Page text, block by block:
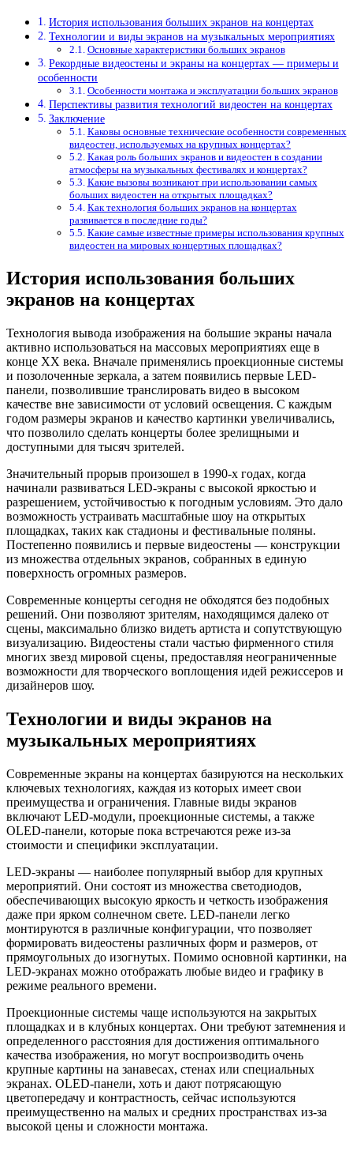
История использования больших экранов на концертах
Технологии и виды экранов на музыкальных мероприятиях
Основные характеристики больших экранов
Рекордные видеостены и экраны на концертах — примеры и
особенности
Особенности монтажа и эксплуатации больших экранов
Перспективы развития технологий видеостен на концертах
Заключение
Каковы основные технические особенности современных
видеостен, используемых на крупных концертах?
Какая роль больших экранов и видеостен в создании
атмосферы на музыкальных фестивалях и концертах?
Какие вызовы возникают при использовании самых
больших видеостен на открытых площадках?
Как технология больших экранов на концертах
развивается в последние годы?
Какие самые известные примеры использования крупных
видеостен на мировых концертных площадках?
История использования больших
экранов на концертах
Технология вывода изображения на большие экраны начала
активно использоваться на массовых мероприятиях еще в
конце XX века. Вначале применялись проекционные системы
и позолоченные зеркала, а затем появились первые LED-
панели, позволившие транслировать видео в высоком
качестве вне зависимости от условий освещения. С каждым
годом размеры экранов и качество картинки увеличивались,
что позволило сделать концерты более зрелищными и
доступными для тысяч зрителей.
Значительный прорыв произошел в 1990-х годах, когда
начинали развиваться LED-экраны с высокой яркостью и
разрешением, устойчивостью к погодным условиям. Это дало
возможность устраивать масштабные шоу на открытых
площадках, таких как стадионы и фестивальные поляны.
Постепенно появились и первые видеостены — конструкции
из множества отдельных экранов, собранных в единую
поверхность огромных размеров.
Современные концерты сегодня не обходятся без подобных
решений. Они позволяют зрителям, находящимся далеко от
сцены, максимально близко видеть артиста и сопутствующую
визуализацию. Видеостены стали частью фирменного стиля
многих звезд мировой сцены, предоставляя неограниченные
возможности для творческого воплощения идей режиссеров и
дизайнеров шоу.
Технологии и виды экранов на
музыкальных мероприятиях
Современные экраны на концертах базируются на нескольких
ключевых технологиях, каждая из которых имеет свои
преимущества и ограничения. Главные виды экранов
включают LED-модули, проекционные системы, а также
OLED-панели, которые пока встречаются реже из-за
стоимости и специфики эксплуатации.
LED-экраны — наиболее популярный выбор для крупных
мероприятий. Они состоят из множества светодиодов,
обеспечивающих высокую яркость и четкость изображения
даже при ярком солнечном свете. LED-панели легко
монтируются в различные конфигурации, что позволяет
формировать видеостены различных форм и размеров, от
прямоугольных до изогнутых. Помимо основной картинки, на
LED-экранах можно отображать любые видео и графику в
режиме реального времени.
Проекционные системы чаще используются на закрытых
площадках и в клубных концертах. Они требуют затемнения и
определенного расстояния для достижения оптимального
качества изображения, но могут воспроизводить очень
крупные картины на занавесах, стенах или специальных
экранах. OLED-панели, хоть и дают потрясающую
цветопередачу и контрастность, сейчас используются
преимущественно на малых и средних пространствах из-за
высокой цены и сложности монтажа.